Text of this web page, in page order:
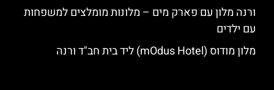
ורנה מלון עם פארק מים – מלונות מומלצים למשפחות
עם ילדים
מלון מודוס (mOdus Hotel) ליד בית חב"ד ורנה